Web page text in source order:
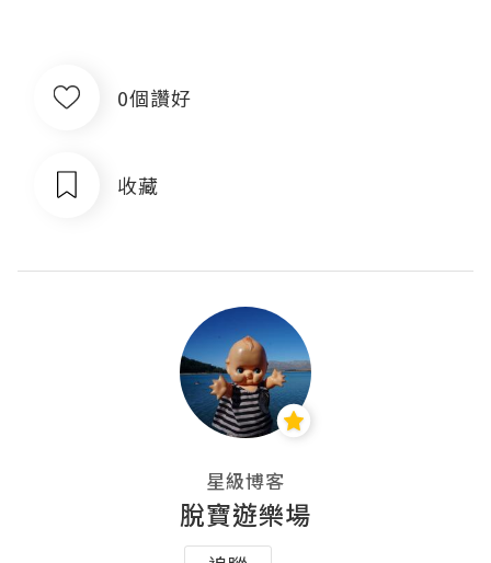
0個讚好
收藏
星級博客
脫寶遊樂場